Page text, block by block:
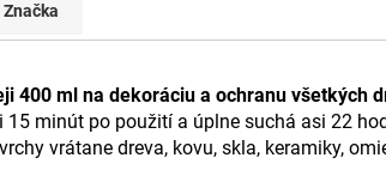
Značka
400 ml na dekoráciu a ochranu všetkých
15 minút po použití a úplne suchá asi 22
vrátane dreva, kovu, skla, keramiky,